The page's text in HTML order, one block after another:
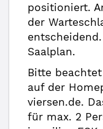
positioniert.
der
Saalplan.
Bitte
auf der
viersen.de.
für max. 2